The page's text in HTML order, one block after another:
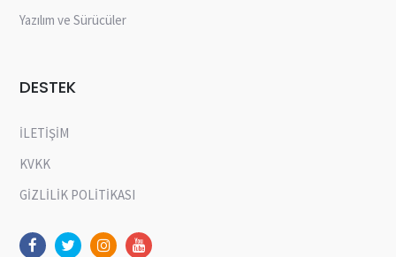
Yazılım ve Sürücüler
DESTEK
İLETİŞİM
KVKK
GİZLİLİK POLİTİKASI